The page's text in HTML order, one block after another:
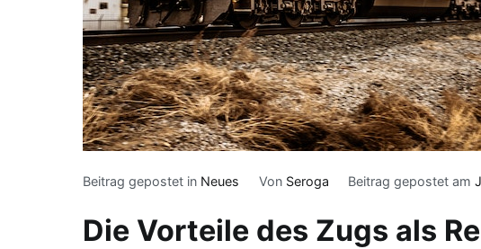
Beitrag gepostet in Neues Von Seroga Beitrag gepostet am
Die Vorteile des Zugs als